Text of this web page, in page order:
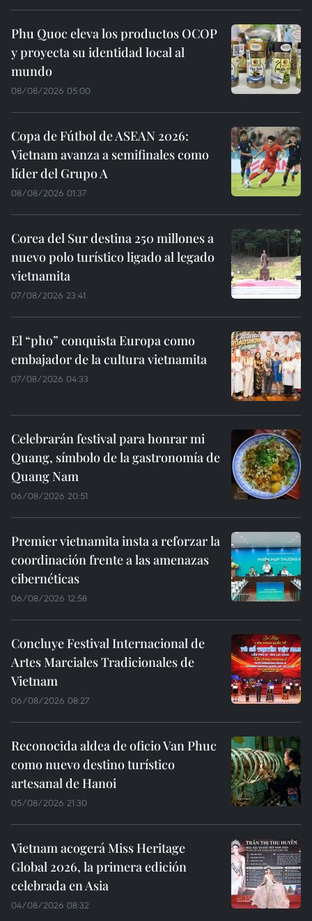
Phu Quoc eleva los productos OCOP
y proyecta su identidad local al
mundo
08/08/2026 05:00
Copa de Fútbol de ASEAN 2026:
Vietnam avanza a semifinales como
líder del Grupo A
08/08/2026 01:37
Corea del Sur destina 250 millones a
nuevo polo turístico ligado al legado
vietnamita
07/08/2026 23:41
El “pho” conquista Europa como
embajador de la cultura vietnamita
07/08/2026 04:33
Celebrarán festival para honrar mi
Quang, símbolo de la gastronomía de
Quang Nam
06/08/2026 20:51
Premier vietnamita insta a reforzar la
coordinación frente a las amenazas
cibernéticas
06/08/2026 12:58
Concluye Festival Internacional de
Artes Marciales Tradicionales de
Vietnam
06/08/2026 08:27
Reconocida aldea de oficio Van Phuc
como nuevo destino turístico
artesanal de Hanoi
05/08/2026 21:30
Vietnam acogerá Miss Heritage
Global 2026, la primera edición
celebrada en Asia
04/08/2026 08:32